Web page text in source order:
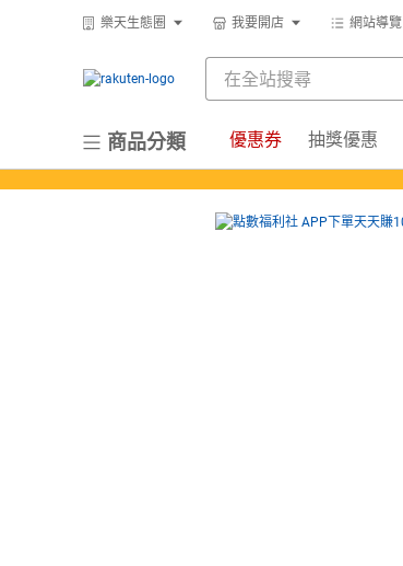
樂天生態圈 我要開店 網站導覽
商品分類 優惠券 抽獎優惠